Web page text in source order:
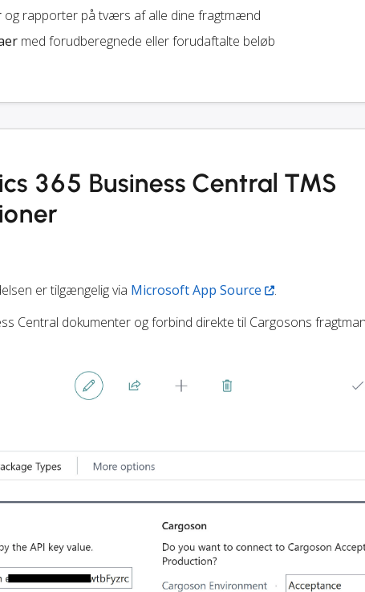
og rapporter på tværs af alle dine fragtmænd
med forudberegnede eller forudaftalte beløb
365 Business Central TMS
er tilgængelig via Microsoft App Source
.
Central dokumenter og forbind direkte til Cargosons